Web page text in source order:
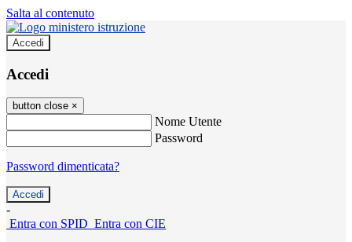
Salta al contenuto
Accedi
Accedi
button close ×
Nome Utente
Password
Password dimenticata?
-
Entra con SPID Entra con CIE